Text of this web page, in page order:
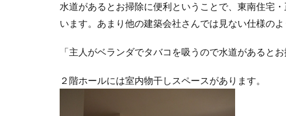
水道があるとお掃除に便利ということで、東南住宅
います。あまり他の建築会社さんでは見ない仕様のよ
「主人がベランダでタバコを吸うので水道があると
２階ホールには室内物干しスペースがあります。